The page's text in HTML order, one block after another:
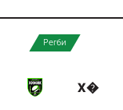
Регби
Х�